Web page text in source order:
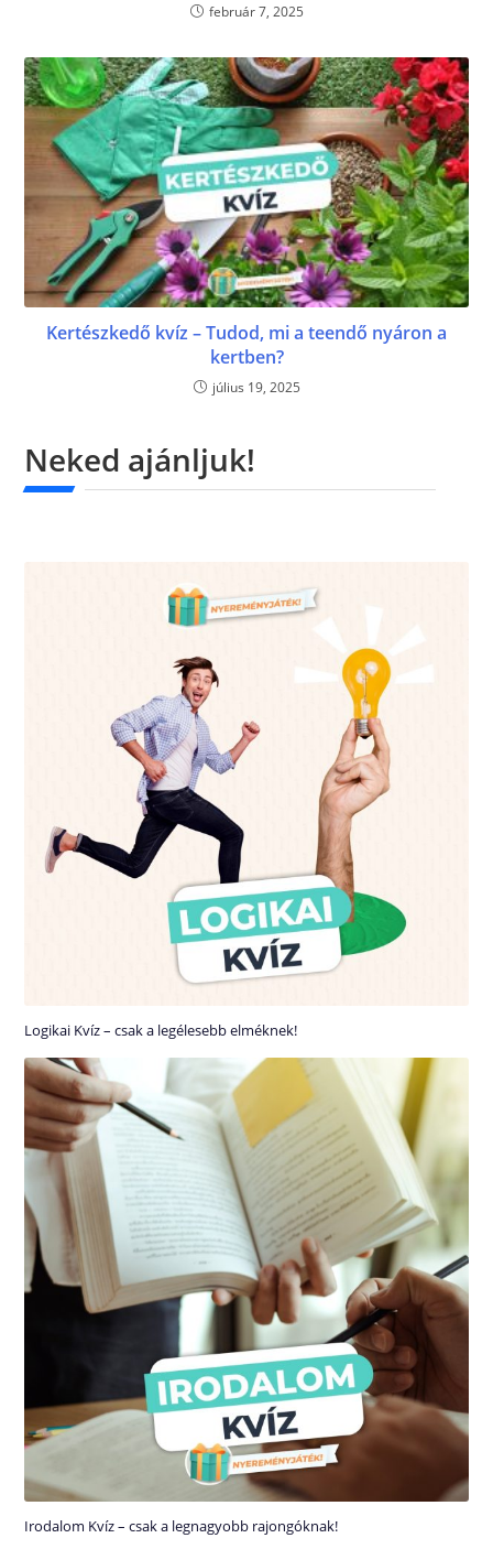
február 7, 2025
Kertészkedő kvíz – Tudod, mi a teendő nyáron a
kertben?
július 19, 2025
Neked ajánljuk!
Logikai Kvíz – csak a legélesebb elméknek!
Irodalom Kvíz – csak a legnagyobb rajongóknak!